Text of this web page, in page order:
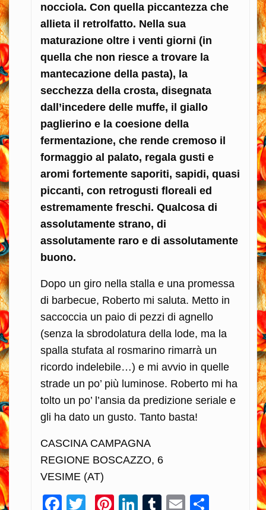
nocciola. Con quella piccantezza che
allieta il retrolfatto. Nella sua
maturazione oltre i venti giorni (in
quella che non riesce a trovare la
mantecazione della pasta), la
secchezza della crosta, disegnata
dall’incedere delle muffe, il giallo
paglierino e la coesione della
fermentazione, che rende cremoso il
formaggio al palato, regala gusti e
aromi fortemente saporiti, sapidi, quasi
piccanti, con retrogusti floreali ed
estremamente freschi. Qualcosa di
assolutamente strano, di
assolutamente raro e di assolutamente
buono.
Dopo un giro nella stalla e una promessa
di barbecue, Roberto mi saluta. Metto in
saccoccia un paio di pezzi di agnello
(senza la sbrodolatura della lode, ma la
spalla stufata al rosmarino rimarrà un
ricordo indelebile…) e mi avvio in quelle
strade un po’ più luminose. Roberto mi ha
tolto un po’ l’ansia da predizione seriale e
gli ha dato un gusto. Tanto basta!
CASCINA CAMPAGNA
REGIONE BOSCAZZO, 6
VESIME (AT)
Facebook
TwitterPinterest
LinkedIn
Tumblr
Email